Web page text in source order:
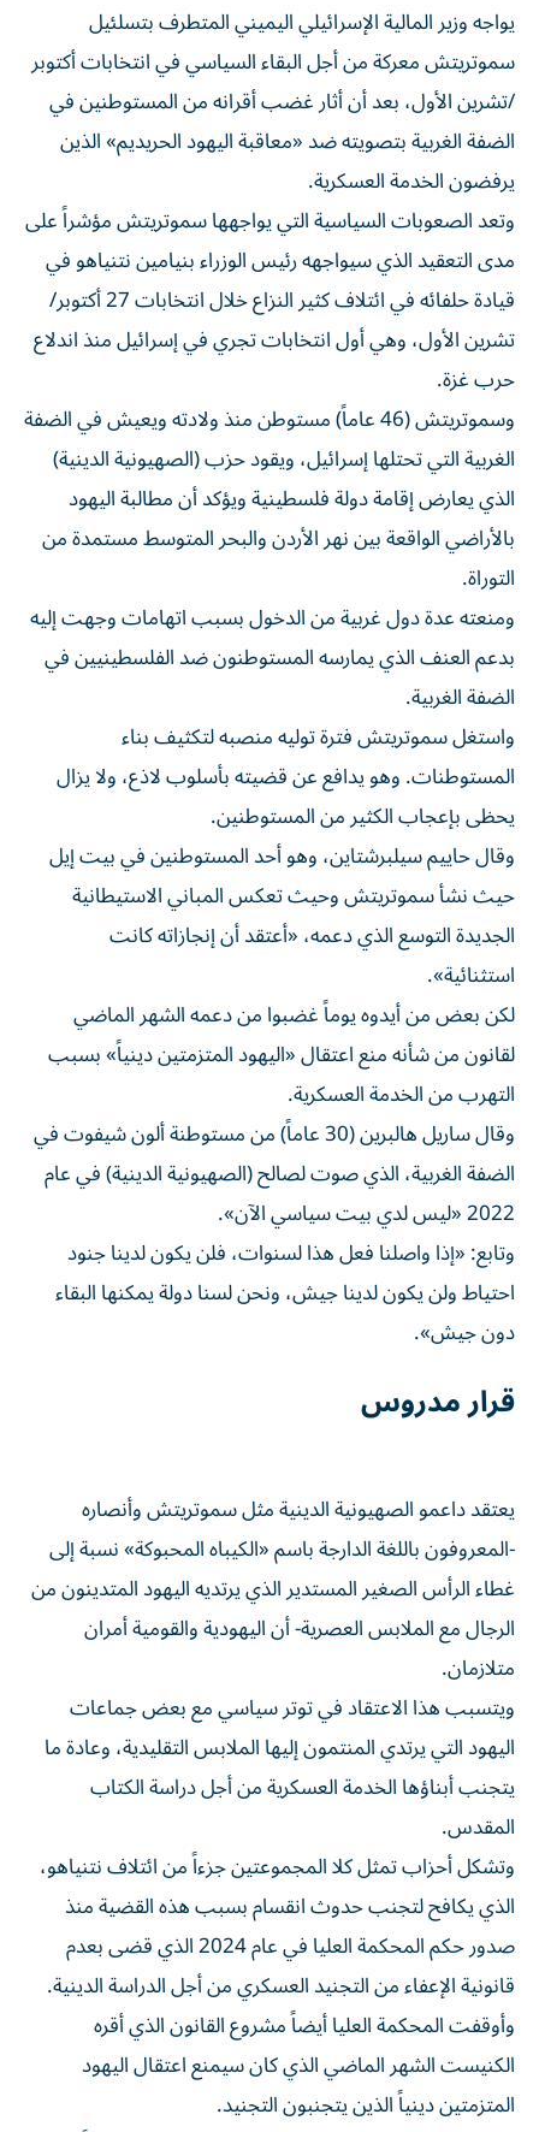
يواجه وزير المالية الإسرائيلي اليميني المتطرف بتسلئيل
سموتريتش معركة من أجل البقاء السياسي ‌في انتخابات أكتوبر
/تشرين الأول، بعد أن أثار غضب أقرانه من المستوطنين في
الضفة الغربية بتصويته ضد «معاقبة اليهود الحريديم» الذين
يرفضون الخدمة العسكرية.
وتعد الصعوبات ​السياسية التي يواجهها سموتريتش مؤشراً ⁠على
مدى التعقيد الذي سيواجهه رئيس الوزراء بنيامين نتنياهو في
قيادة حلفائه في ائتلاف كثير النزاع خلال انتخابات 27 أكتوبر/
تشرين الأول، ‌وهي أول انتخابات تجري في إسرائيل منذ اندلاع
‌حرب غزة.
وسموتريتش (46 عاماً) مستوطن منذ ولادته ويعيش في الضفة
الغربية التي تحتلها إسرائيل، ويقود حزب (الصهيونية الدينية)
الذي يعارض إقامة دولة فلسطينية ويؤكد أن مطالبة اليهود
بالأراضي الواقعة بين نهر الأردن والبحر المتوسط مستمدة من
التوراة.
ومنعته عدة دول غربية من الدخول بسبب اتهامات وجهت إليه
بدعم العنف الذي يمارسه المستوطنون ضد الفلسطينيين في
الضفة الغربية.
واستغل سموتريتش فترة توليه ⁠منصبه لتكثيف بناء
المستوطنات. وهو يدافع عن قضيته بأسلوب لاذع، ولا يزال
يحظى بإعجاب الكثير من المستوطنين.
وقال حاييم سيلبرشتاين، وهو أحد المستوطنين في بيت إيل
حيث نشأ سموتريتش وحيث تعكس المباني الاستيطانية
الجديدة التوسع الذي دعمه، «أعتقد أن إنجازاته كانت
استثنائية».
لكن بعض من أيدوه يوماً غضبوا من دعمه الشهر الماضي
لقانون من شأنه منع اعتقال «اليهود المتزمتين دينياً» بسبب
التهرب من الخدمة العسكرية.
وقال ساريل هالبرين (30 عاماً) من مستوطنة ألون شيفوت في
الضفة الغربية، الذي صوت لصالح (الصهيونية الدينية) في عام
2022 «ليس لدي بيت سياسي الآن».
وتابع: «إذا واصلنا فعل هذا لسنوات، فلن يكون لدينا جنود
احتياط ولن يكون لدينا جيش، ونحن لسنا دولة يمكنها البقاء
دون جيش».
قرار مدروس
يعتقد داعمو الصهيونية الدينية مثل سموتريتش وأنصاره
-المعروفون باللغة الدارجة ​باسم «الكيباه المحبوكة» نسبة إلى
غطاء الرأس الصغير المستدير الذي يرتديه اليهود المتدينون من
الرجال مع الملابس العصرية- أن اليهودية والقومية أمران
متلازمان.
ويتسبب هذا الاعتقاد في ‌توتر سياسي مع بعض جماعات
اليهود التي يرتدي المنتمون إليها الملابس التقليدية، وعادة ما
يتجنب أبناؤها الخدمة العسكرية من أجل دراسة الكتاب
المقدس.
وتشكل أحزاب تمثل كلا المجموعتين جزءاً من ائتلاف نتنياهو،
الذي يكافح لتجنب حدوث انقسام بسبب هذه القضية منذ
صدور حكم المحكمة العليا في عام 2024 الذي قضى بعدم
قانونية الإعفاء من التجنيد العسكري من أجل الدراسة الدينية.
وأوقفت ⁠المحكمة العليا أيضاً مشروع القانون الذي أقره
الكنيست الشهر الماضي الذي كان سيمنع اعتقال اليهود
المتزمتين دينياً الذين يتجنبون التجنيد.